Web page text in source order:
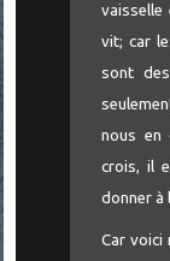
vaisselle
vit; car
sont
nous en
crois, il
donner à
Car voici